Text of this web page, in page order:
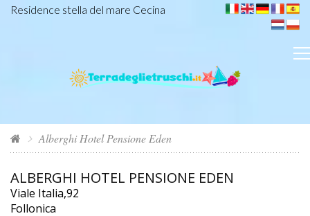
Residence stella del mare Cecina
Alberghi Hotel Pensione Eden
ALBERGHI HOTEL PENSIONE EDEN
Viale Italia,92
Follonica